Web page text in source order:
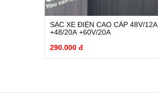
SẠC XE ĐIỆN CAO CẤP 48V/12A
+48/20A +60V/20A
290.000 đ